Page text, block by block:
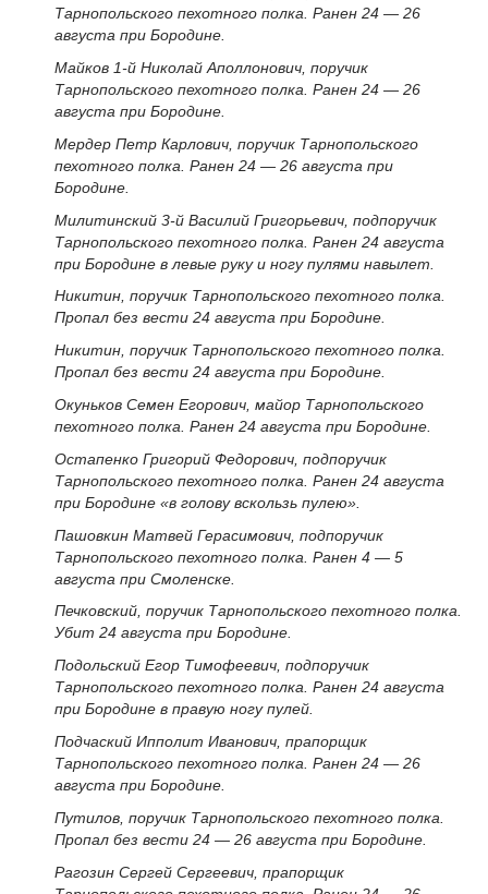
Тарнопольского пехотного полка. Ранен 24 — 26
августа при Бородине.
Майков 1-й Николай Аполлонович, поручик
Тарнопольского пехотного полка. Ранен 24 — 26
августа при Бородине.
Мердер Петр Карлович, поручик Тарнопольского
пехотного полка. Ранен 24 — 26 августа при
Бородине.
Милитинский 3-й Василий Григорьевич, подпоручик
Тарнопольского пехотного полка. Ранен 24 августа
при Бородине в левые руку и ногу пулями навылет.
Никитин, поручик Тарнопольского пехотного полка.
Пропал без вести 24 августа при Бородине.
Никитин, поручик Тарнопольского пехотного полка.
Пропал без вести 24 августа при Бородине.
Окуньков Семен Егорович, майор Тарнопольского
пехотного полка. Ранен 24 августа при Бородине.
Остапенко Григорий Федорович, подпоручик
Тарнопольского пехотного полка. Ранен 24 августа
при Бородине «в голову вскользь пулею».
Пашовкин Матвей Герасимович, подпоручик
Тарнопольского пехотного полка. Ранен 4 — 5
августа при Смоленске.
Печковский, поручик Тарнопольского пехотного полка.
Убит 24 августа при Бородине.
Подольский Егор Тимофеевич, подпоручик
Тарнопольского пехотного полка. Ранен 24 августа
при Бородине в правую ногу пулей.
Подчаский Ипполит Иванович, прапорщик
Тарнопольского пехотного полка. Ранен 24 — 26
августа при Бородине.
Путилов, поручик Тарнопольского пехотного полка.
Пропал без вести 24 — 26 августа при Бородине.
Рагозин Сергей Сергеевич, прапорщик